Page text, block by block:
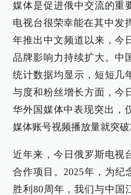
媒体是促进俄中交流的重
电视台很荣幸能在其中发
年推出中文频道以来，今
品牌影响力持续扩大。中
统计数据均显示，短短几
与度和粉丝增长方面，今
华外国媒体中表现突出，
媒体账号视频播放量就突破
近年来，今日俄罗斯电视
合作项目。2025年，为纪
胜利80周年，我们与中国